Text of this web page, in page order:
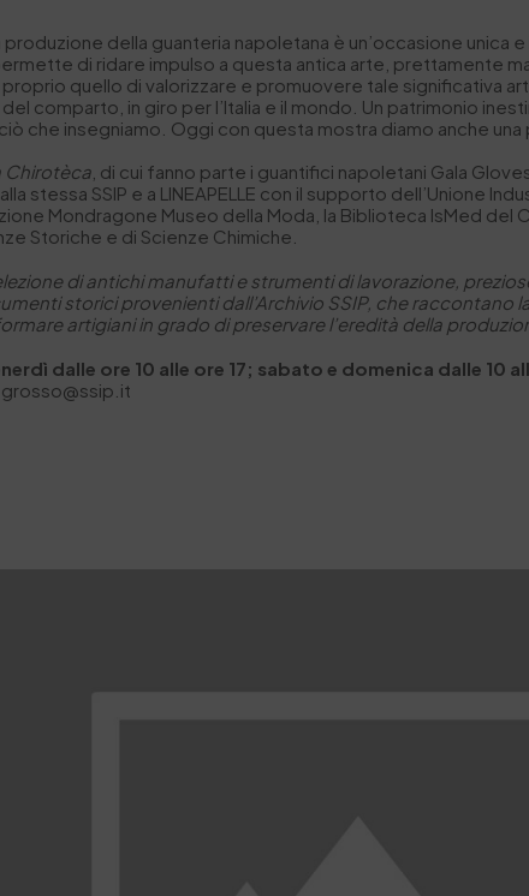
produzione della guanteria napoletana è un’occasione
di ridare impulso a questa antica arte, prettamente
quello di valorizzare e promuovere tale significativa
comparto, in giro per l’Italia e il mondo. Un patrimonio
ciò che insegniamo. Oggi con questa mostra diamo anche
Chirotèca , di cui fanno parte i guantifici napoletani Gala
stessa SSIP e a LINEAPELLE con il supporto dell’Unione
Mondragone Museo della Moda, la Biblioteca IsMed
Storiche e di Scienze Chimiche.
di antichi manufatti e strumenti di lavorazione,
storici provenienti dall’Archivio SSIP, che raccontano
artigiani in grado di preservare l’eredità della
dalle ore 10 alle ore 17; sabato e domenica dalle